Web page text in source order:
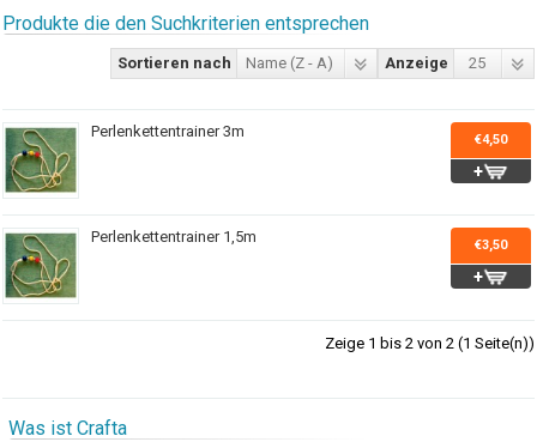
Produkte die den Suchkriterien entsprechen
Anzeige 25
Sortieren nach Name (Z - A)
Perlenkettentrainer 3m €4,50
Perlenkettentrainer 1,5m €3,50
Zeige 1 bis 2 von 2 (1 Seite(n))
Was ist Crafta